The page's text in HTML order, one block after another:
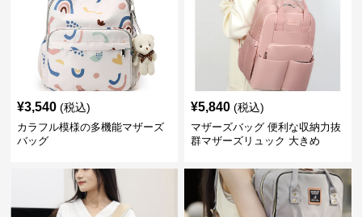
¥3,540 (税込)
カラフル模様の多機能マザーズ
バッグ
¥5,840 (税込)
マザーズバッグ 便利な収納力抜
群マザーズリュック 大きめ